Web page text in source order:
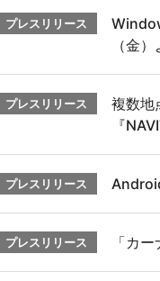
プレスリリース
（金
プレスリリース
複数地
『
プレスリリース
プレスリリース 「カ